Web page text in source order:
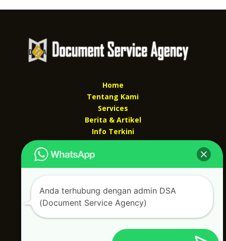
Home
Tentang Kami
Services
Berita & Artikel
Info Terkini
Kontak Kami
Kontak kami
Alamat kantor :
Jl Swadaya Pam No 6 Rt 006 Rw 007 Jatinegara,
Cakung, Jakarta Timur 13930
(Dekat Mesjid Al Marzukiyah Swadaya Pam)
087887631193 / 021 48671259
documentsserviceagency@gmail.com
Anda terhubung dengan admin DSA
(Document Service Agency)